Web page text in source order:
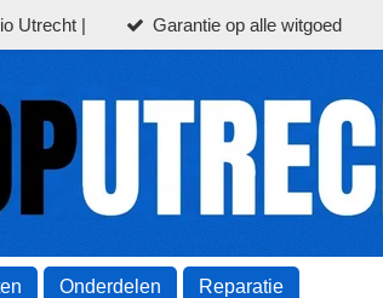
Utrecht | Garantie op alle witgoed
Onderdelen Reparatie